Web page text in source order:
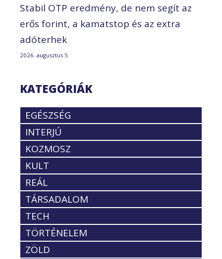
Stabil OTP eredmény, de nem segít az
erős forint, a kamatstop és az extra
adóterhek
2026. augusztus 5.
KATEGÓRIÁK
EGÉSZSÉG
INTERJÚ
KOZMOSZ
KULT
REÁL
TÁRSADALOM
TECH
TÖRTÉNELEM
ZÖLD